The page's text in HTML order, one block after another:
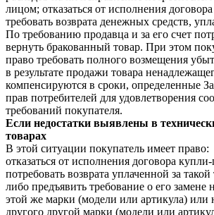
лицом; отказаться от исполнения
требовать возврата денежных средств,
По требованию продавца и за его счет
вернуть бракованный товар. При этом
право требовать полного возмещения
в результате продажи товара
компенсируются в сроки, определенные
прав потребителей для удовлетворения
требований покупателя.
Если недостатки выявлены в
товарах
В этой ситуации покупатель имеет право:
отказаться от исполнения договора
потребовать возврата уплаченной за
либо предъявить требование о его замене
этой же марки (модели или артикула) или
другого другой марки (модели или